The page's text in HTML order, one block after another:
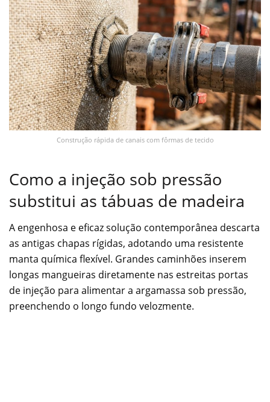
Construção rápida de canais com fôrmas de tecido
Como a injeção sob pressão
substitui as tábuas de madeira
A engenhosa e eficaz solução contemporânea descarta
as antigas chapas rígidas, adotando uma resistente
manta química flexível. Grandes caminhões inserem
longas mangueiras diretamente nas estreitas portas
de injeção para alimentar a argamassa sob pressão,
preenchendo o longo fundo velozmente.